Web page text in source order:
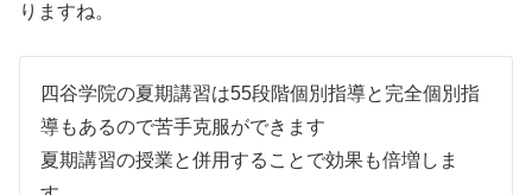
りますね。
四谷学院の夏期講習は55段階個別指導と完全個別指
導もあるので苦手克服ができます
夏期講習の授業と併用することで効果も倍増しま